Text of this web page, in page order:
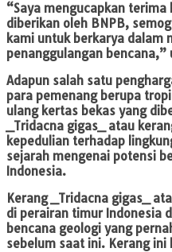
“Saya mengucapkan
diberikan oleh BNPB,
kami untuk berkarya dalam
penanggulangan bencana,”
Adapun salah satu
para pemenang berupa
ulang kertas bekas yang
_Tridacna gigas_ atau
kepedulian terhadap
sejarah mengenai potensi
Indonesia.
Kerang _Tridacna gigas_
di perairan timur Indonesia
bencana geologi yang
sebelum saat ini. Kerang